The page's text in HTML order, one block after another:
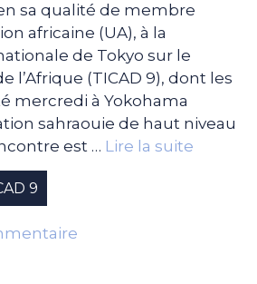
sa qualité de membre
africaine (UA), à la
de Tokyo sur le
l’Afrique (TICAD 9), dont les
mercredi à Yokohama
sahraouie de haut niveau
est … Lire la suite
9